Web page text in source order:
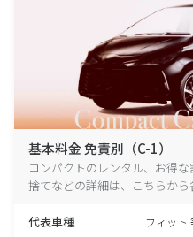
基本料金 免責別（C-1）
コンパクトのレンタル、お得
捨てなどの詳細は、こちらから
代表車種 フィット